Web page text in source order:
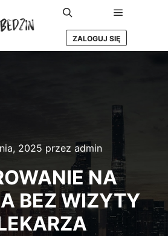
Szukaj Główne
ZALOGUJ SIĘ
2025 przez admin
NA
BEZ WIZYTY